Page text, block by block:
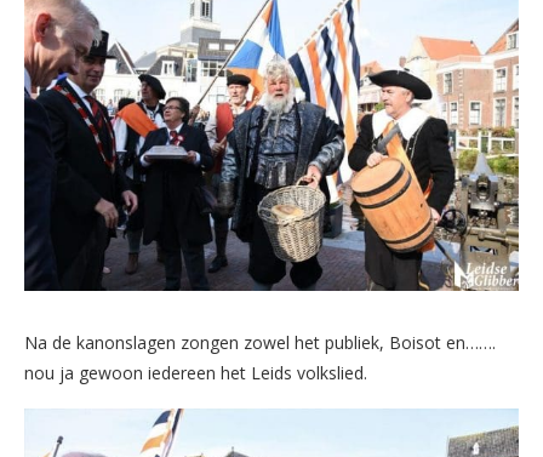
Na de kanonslagen zongen zowel het publiek, Boisot en…….
nou ja gewoon iedereen het Leids volkslied.